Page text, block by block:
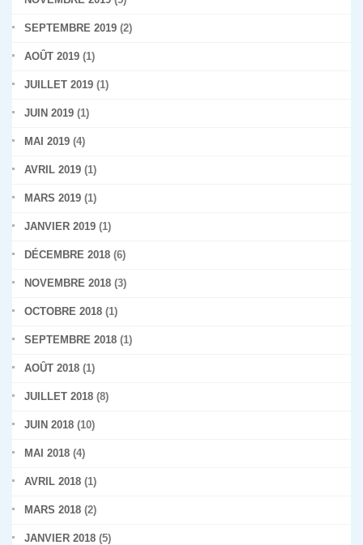
SEPTEMBRE 2019 (2)
AOÛT 2019 (1)
JUILLET 2019 (1)
JUIN 2019 (1)
MAI 2019 (4)
AVRIL 2019 (1)
MARS 2019 (1)
JANVIER 2019 (1)
DÉCEMBRE 2018 (6)
NOVEMBRE 2018 (3)
OCTOBRE 2018 (1)
SEPTEMBRE 2018 (1)
AOÛT 2018 (1)
JUILLET 2018 (8)
JUIN 2018 (10)
MAI 2018 (4)
AVRIL 2018 (1)
MARS 2018 (2)
JANVIER 2018 (5)